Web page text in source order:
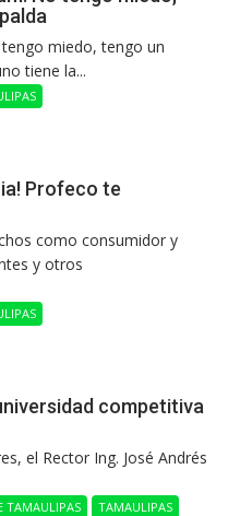
miedo, tengo un
tiene la...
Profeco te
como consumidor y
y otros
competitiva
el Rector Ing. José Andrés
TAMAULIPAS
TAMAULIPAS